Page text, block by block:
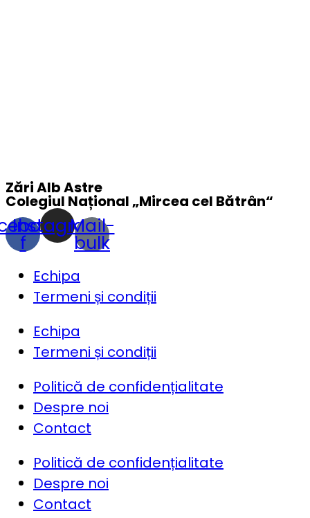
Zări Alb Astre
Colegiul Național „Mircea cel Bătrân“
f
Instagram
Mail-
bulk
Echipa
Termeni și condiții
Echipa
Termeni și condiții
Politică de confidențialitate
Despre noi
Contact
Politică de confidențialitate
Despre noi
Contact